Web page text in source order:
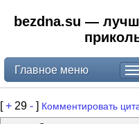
bezdna.su —
Главное меню
[+ 29 - ] Комментировать